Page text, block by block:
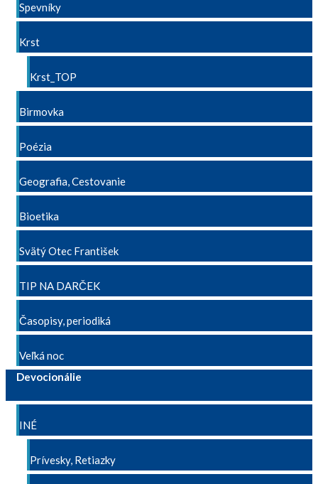
Spevníky
Krst
Krst_TOP
Birmovka
Poézia
Geografia, Cestovanie
Bioetika
Svätý Otec František
TIP NA DARČEK
Časopisy, periodiká
Veľká noc
Devocionálie
INÉ
Prívesky, Retiazky